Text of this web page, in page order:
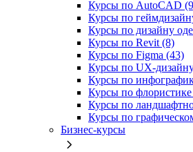
Курсы по AutoCAD
Курсы по
Курсы по дизайну
Курсы по Revit (8)
Курсы по Figma (43)
Курсы по
Курсы по
Курсы по
Курсы по
Курсы по
Бизнес-курсы